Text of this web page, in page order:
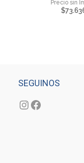
$
SEGUINOS
Instagram
Facebook